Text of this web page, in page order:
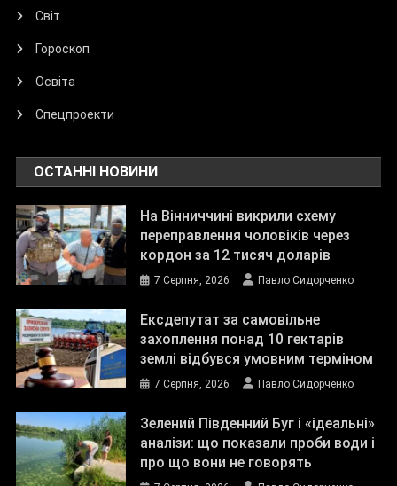
Світ
Гороскоп
Освіта
Спецпроекти
ОСТАННІ НОВИНИ
На Вінниччині викрили схему
переправлення чоловіків через
кордон за 12 тисяч доларів
7 Серпня, 2026 Павло Сидорченко
Ексдепутат за самовільне
захоплення понад 10 гектарів
землі відбувся умовним терміном
7 Серпня, 2026 Павло Сидорченко
Зелений Південний Буг і «ідеальні»
аналізи: що показали проби води і
про що вони не говорять